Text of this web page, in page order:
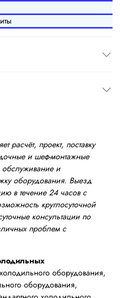
расчёт, проект, поставку
и шеф-монтажные
обслуживание и
оборудования. Выезд
в течение 24 часов с
круглосуточной
консультации по
проблем с
оборудования,
оборудования,